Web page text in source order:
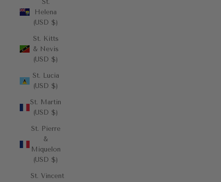
St.
Helena
(USD $)
St. Kitts
& Nevis
(USD $)
St. Lucia
(USD $)
St. Martin
(USD $)
St. Pierre
&
Miquelon
(USD $)
St. Vincent